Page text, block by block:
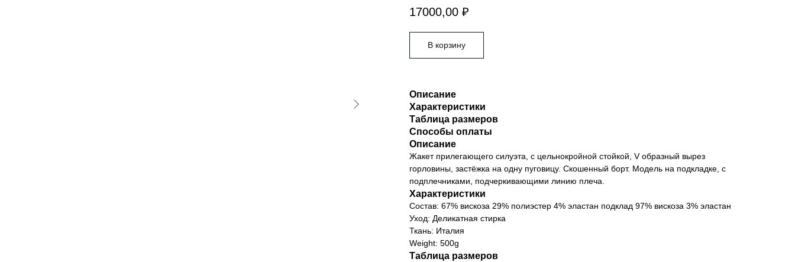
17000,00 ₽
В корзину
Описание
Характеристики
Таблица размеров
Способы оплаты
Описание
Жакет прилегающего силуэта, с цельнокройной стойкой, V образный вырез
горловины, застёжка на одну пуговицу. Скошенный борт. Модель на подкладке, с
подплечниками, подчеркивающими линию плеча.
Характеристики
Cостав: 67% вискоза 29% полиэстер 4% эластан подклад 97% вискоза 3% эластан
Уход: Деликатная стирка
Ткань: Италия
Weight: 500g
Таблица размеров